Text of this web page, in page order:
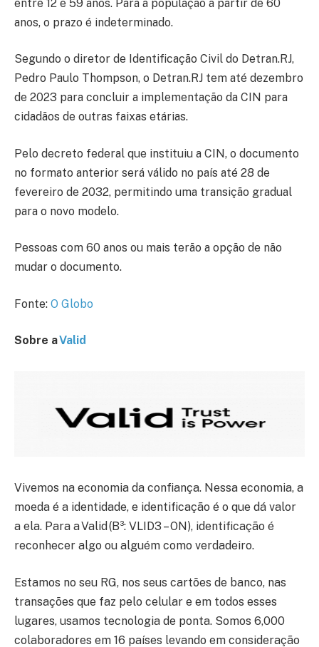
entre 12 e 59 anos. Para a população a partir de 60
anos, o prazo é indeterminado.
Segundo o diretor de Identificação Civil do Detran.RJ,
Pedro Paulo Thompson, o Detran.RJ tem até dezembro
de 2023 para concluir a implementação da CIN para
cidadãos de outras faixas etárias.
Pelo decreto federal que instituiu a CIN, o documento
no formato anterior será válido no país até 28 de
fevereiro de 2032, permitindo uma transição gradual
para o novo modelo.
Pessoas com 60 anos ou mais terão a opção de não
mudar o documento.
Fonte: O Globo
Sobre aValid
Vivemos na economia da confiança. Nessa economia, a
moeda é a identidade, e identificação é o que dá valor
a ela. Para a Valid (B³: VLID3 – ON), identificação é
reconhecer algo ou alguém como verdadeiro.
Estamos no seu RG, nos seus cartões de banco, nas
transações que faz pelo celular e em todos esses
lugares, usamos tecnologia de ponta. Somos 6,000
colaboradores em 16 países levando em consideração